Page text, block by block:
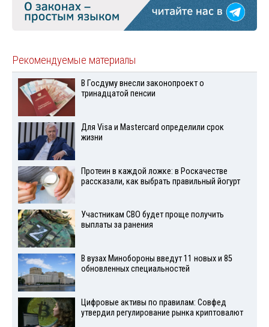
Рекомендуемые материалы
В Госдуму внесли законопроект о
тринадцатой пенсии
Для Visа и Mastercard определили срок
жизни
Протеин в каждой ложке: в Роскачестве
рассказали, как выбрать правильный йогурт
Участникам СВО будет проще получить
выплаты за ранения
В вузах Минобороны введут 11 новых и 85
обновленных специальностей
Цифровые активы по правилам: Совфед
утвердил регулирование рынка криптовалют